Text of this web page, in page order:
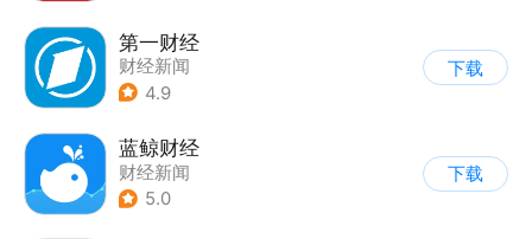
第一财经
财经新闻
4.9
下载
蓝鲸财经
财经新闻
5.0
下载